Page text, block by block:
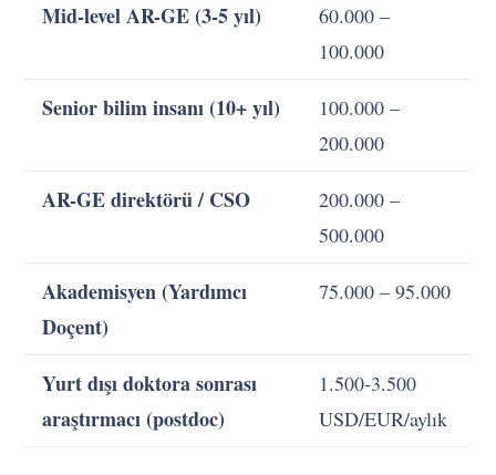
Mid-level AR-GE (3-5 yıl)
60.000 –
100.000
Senior bilim insanı (10+ yıl)
100.000 –
200.000
AR-GE direktörü / CSO
200.000 –
500.000
Akademisyen (Yardımcı
Doçent)
75.000 – 95.000
Yurt dışı doktora sonrası
araştırmacı (postdoc)
1.500-3.500
USD/EUR/aylık